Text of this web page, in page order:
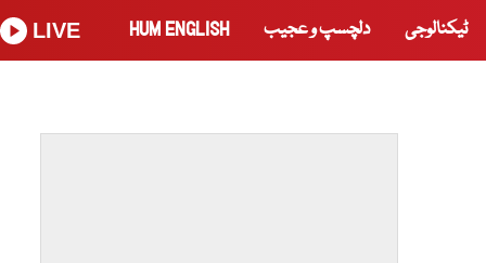
ٹیکنالوجی دلچسپ و عجیب HUM ENGLISH
LIVE